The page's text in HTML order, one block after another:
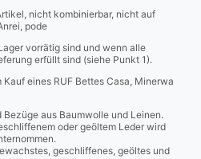
nicht kombinierbar, nicht auf
pode
vorrätig sind und wenn alle
erfüllt sind (siehe Punkt 1).
eines RUF Bettes Casa, Minerwa
aus Baumwolle und Leinen.
oder geöltem Leder wird
geschliffenes, geöltes und